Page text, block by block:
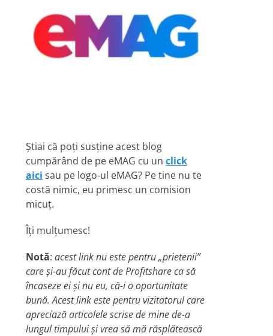
Știai că poți susține acest blog
cumpărând de pe eMAG cu un click
aici sau pe logo-ul eMAG? Pe tine nu te
costă nimic, eu primesc un comision
micuț.
Îți mulțumesc!
Notă: acest link nu este pentru „prietenii”
care și-au făcut cont de Profitshare ca să
încaseze ei și nu eu, că-i o oportunitate
bună. Acest link este pentru vizitatorul care
apreciază articolele scrise de mine de-a
lungul timpului și vrea să mă răsplătească